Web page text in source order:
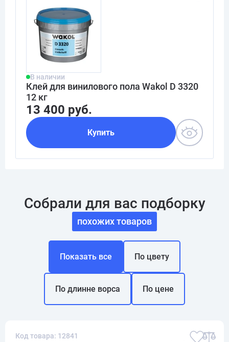
В наличии
Клей для винилового пола Wakol D 3320
12 кг
13 400 руб.
Купить
Собрали для вас подборку
похожих товаров
Показать все По цвету
По длинне ворса По цене
Код товара: 12841